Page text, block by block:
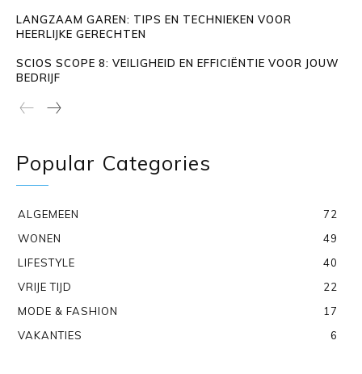
LANGZAAM GAREN: TIPS EN TECHNIEKEN VOOR
HEERLIJKE GERECHTEN
SCIOS SCOPE 8: VEILIGHEID EN EFFICIËNTIE VOOR JOUW
BEDRIJF
Popular Categories
ALGEMEEN
72
WONEN
49
LIFESTYLE
40
VRIJE TIJD
22
MODE & FASHION
17
VAKANTIES
6